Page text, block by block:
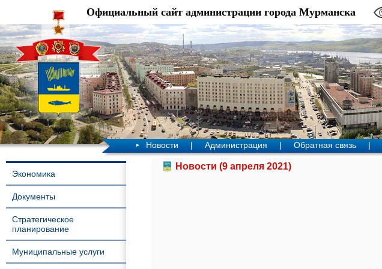
Официальный сайт администрации города Мурманска
Новости | Администрация | Обратная связь |
Экономика
Документы
Стратегическое
планирование
Муниципальные услуги
Новости (9 апреля 2021)